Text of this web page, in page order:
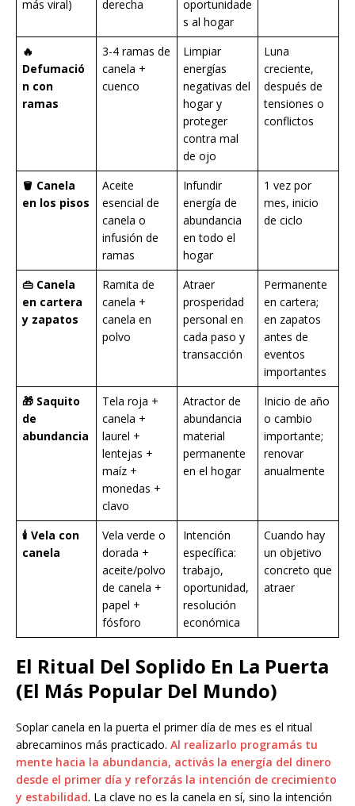
más viral) derecha
oportunidade
s al hogar
🔥
Defumació
n con
ramas
3-4 ramas de
canela +
cuenco
Limpiar
energías
negativas del
hogar y
proteger
contra mal
de ojo
Luna
creciente,
después de
tensiones o
conflictos
🪣 Canela
en los pisos
Aceite
esencial de
canela o
infusión de
ramas
Infundir
energía de
abundancia
en todo el
hogar
1 vez por
mes, inicio
de ciclo
👜 Canela
en cartera
y zapatos
Ramita de
canela +
canela en
polvo
Atraer
prosperidad
personal en
cada paso y
transacción
Permanente
en cartera;
en zapatos
antes de
eventos
importantes
🎁 Saquito
de
abundancia
Tela roja +
canela +
laurel +
lentejas +
maíz +
monedas +
clavo
Atractor de
abundancia
material
permanente
en el hogar
Inicio de año
o cambio
importante;
renovar
anualmente
🕯️ Vela con
canela
Vela verde o
dorada +
aceite/polvo
de canela +
papel +
fósforo
Intención
específica:
trabajo,
oportunidad,
resolución
económica
Cuando hay
un objetivo
concreto que
atraer
El Ritual Del Soplido En La Puerta
(El Más Popular Del Mundo)
Soplar canela en la puerta el primer día de mes es el ritual
abrecaminos más practicado. Al realizarlo programás tu
mente hacia la abundancia, activás la energía del dinero
desde el primer día y reforzás la intención de crecimiento
y estabilidad. La clave no es la canela en sí, sino la intención